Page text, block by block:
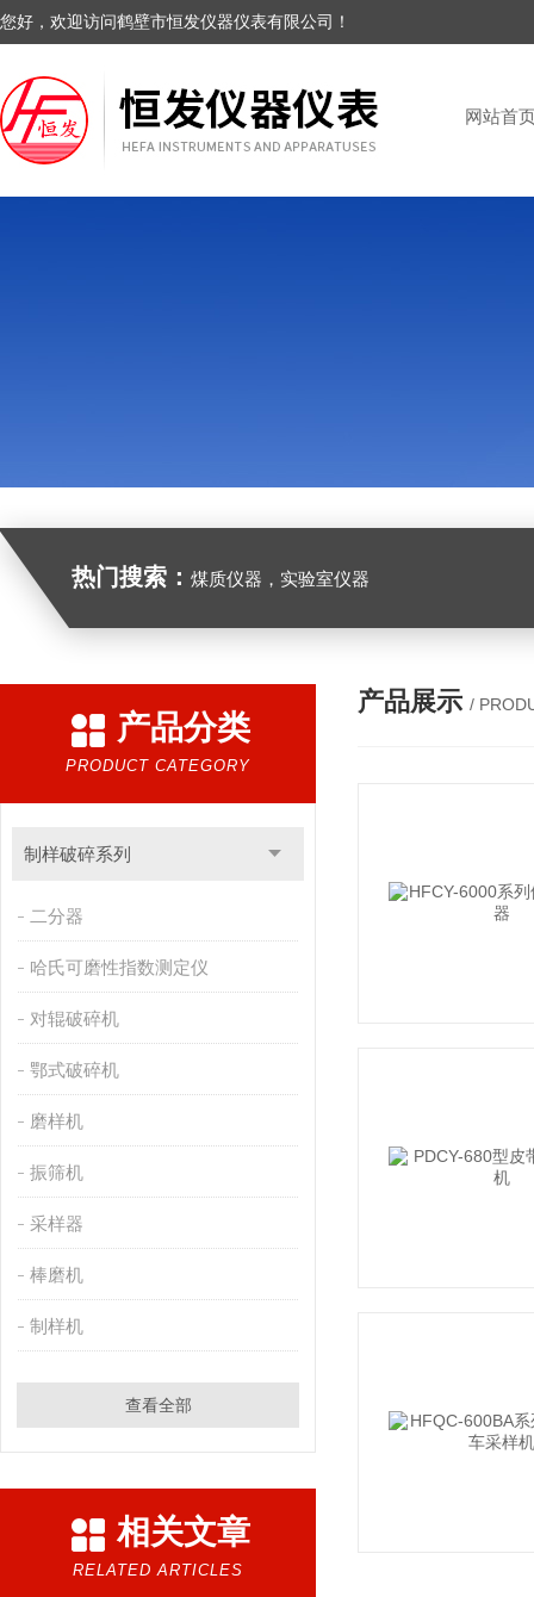
您好，欢迎访问鹤壁市恒发仪器仪表有限公司！
网站首
热门搜索： 煤质仪器，实验室仪器
产品分类
PRODUCT CATEGORY
制样破碎系列
二分器
哈氏可磨性指数测定仪
对辊破碎机
鄂式破碎机
磨样机
振筛机
采样器
棒磨机
制样机
查看全部
相关文章
RELATED ARTICLES
产品展示 /